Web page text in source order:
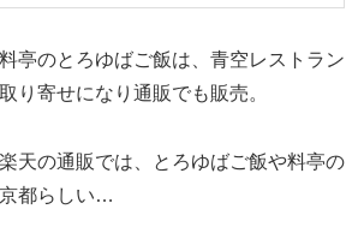
亭のとろゆばご飯は、青空レストラン
り寄せになり通販でも販売。
天の通販では、とろゆばご飯や料亭の
都らしい…